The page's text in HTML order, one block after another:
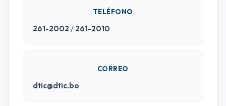
TELÉFONO
261-2002 / 261-2010
CORREO
dtic@dtic.bo